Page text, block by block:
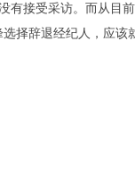
有接受采访。而从目
择辞退经纪人，应该